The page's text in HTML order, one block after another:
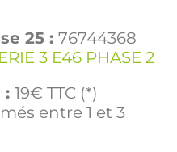
25 : 76744368
3 E46 PHASE 2
: 19€ TTC (*)
entre 1 et 3